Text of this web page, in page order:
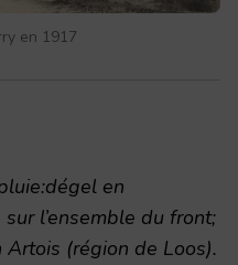
en 1917
en
l’ensemble du front;
(région de Loos).